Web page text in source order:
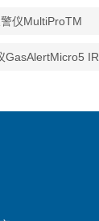
仪MultiProTM
GasAlertMicro5 IR